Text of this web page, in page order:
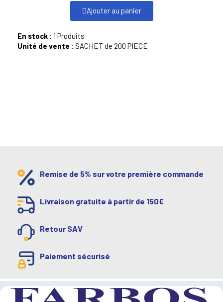
Ajouter au panier
En stock : 1 Produits
Unité de vente : SACHET de 200 PIECE
Remise de 5% sur votre première commande
Livraison gratuite à partir de 150€
Retour SAV
Paiement sécurisé